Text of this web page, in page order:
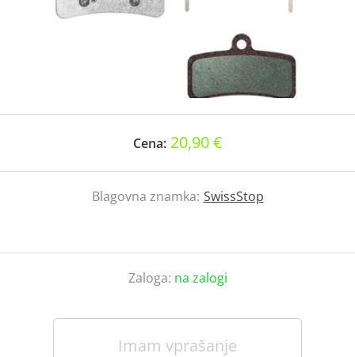
Cena: 20,90 €
Blagovna znamka: SwissStop
Zaloga: na zalogi
Imam vprašanje